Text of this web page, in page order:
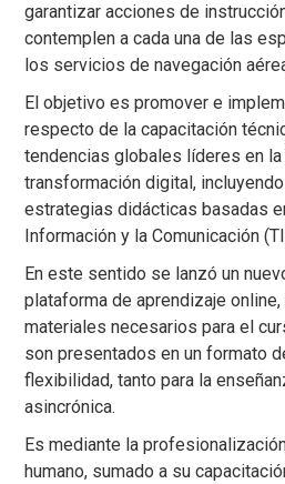
garantizar acciones de
contemplen a cada una de las
los servicios de navegación
El objetivo es promover e
respecto de la capacitación
tendencias globales líderes en
transformación digital,
estrategias didácticas basadas
Información y la Comunicación
En este sentido se lanzó un
plataforma de aprendizaje
materiales necesarios para el
son presentados en un formato
flexibilidad, tanto para la
asincrónica.
Es mediante la
humano, sumado a su